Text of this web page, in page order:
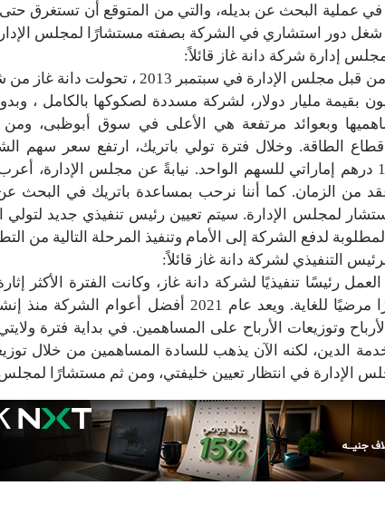
في عملية البحث عن بديله، والتي من المتوقع أن تستغرق حتى
شغل دور استشاري في الشركة بصفته مستشارًا لمجلس
إدارة شركة دانة غاز قائلاً:
“منذ أن تم تعيين باتريك رئيساً تنفيذياً من قبل مجلس
بقيمة مليار دولار، لشركة مسددة لصكوكها بالكامل ،
وبعوائد مرتفعة هي الأعلى في سوق أبوظبى،
إماراتي للسهم الواحد ليصل إلى 1.15 درهم إماراتي للسهم الواحد. نيابةً عن مجلس
من الزمان. كما أننا نرحب بمساعدة باتريك في البحث
لمجلس الإدارة. سيتم تعيين رئيس تنفيذي جديد لتولي
لدفع الشركة إلى الأمام وتنفيذ المرحلة التالية من
التنفيذي لشركة دانة غاز قائلاً:
رئيسًا تنفيذيًا لشركة دانة غاز، وكانت الفترة الأكثر
وتوزيعات الأرباح على المساهمين. في بداية فترة
الدين، لكنه الآن يذهب للسادة المساهمين من خلال
الإدارة في انتظار تعيين خليفتي، ومن ثم مستشارًا لمجلس